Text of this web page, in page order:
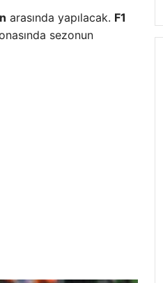
arasında yapılacak. F1
sezonun